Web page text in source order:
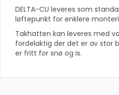
DELTA-CU leveres som
løftepunkt for enklere
Takhatten kan leveres med
fordelaktig der det er av stor
er fritt for snø og is.